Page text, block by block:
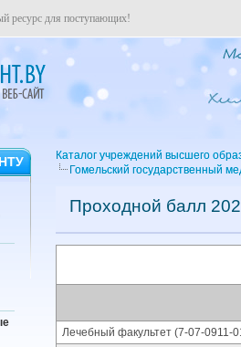
ресурс для поступающих!
Каталог учреждений высшего
Гомельский государственный
Проходной балл
Лечебный факультет (7-07-0911-